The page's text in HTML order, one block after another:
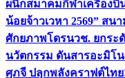
ผนึกสมาคมกีฬาเครื่องบิ
น้อยจ้าวเวหา 2569” สน
ศักยภาพโดรนวช. ยกระ
นวัตกรรม ดันสารอะมิโ
ศุภจี ปลุกพลังคราฟต์ไท